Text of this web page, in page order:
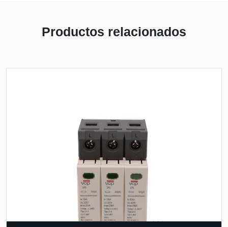
Productos relacionados